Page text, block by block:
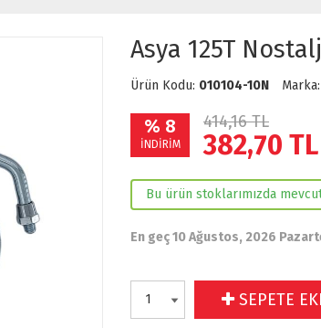
Asya 125T
Ürün Kodu: 010104-10N
% 8
İNDİRİM
414,16 TL
382,70 TL
Bu ürün stoklarımızda
En geç 10 Ağustos, 2026
SEPETE